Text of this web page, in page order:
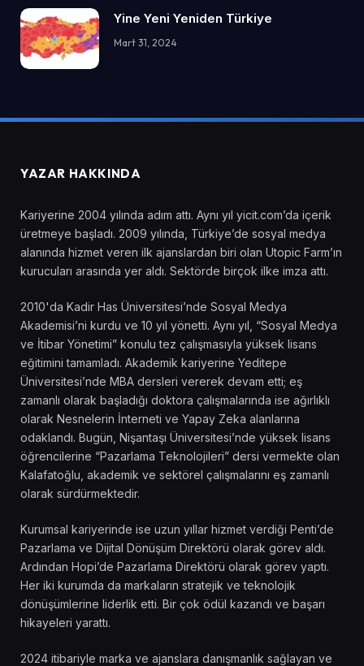
Yine Yeni Yeniden Türkiye
Mart 31, 2024
YAZAR HAKKINDA
Kariyerine 2004 yılında adım attı. Aynı yıl yicit.com’da içerik
üretmeye başladı. 2009 yılında, Türkiye’de sosyal medya
alanında hizmet veren ilk ajanslardan biri olan Utopic Farm’ın
kurucuları arasında yer aldı. Sektörde birçok ilke imza attı.
2010'da Kadir Has Üniversitesi’nde Sosyal Medya
Akademisi’ni kurdu ve 10 yıl yönetti. Aynı yıl, “Sosyal Medya
ve İtibar Yönetimi” konulu tez çalışmasıyla yüksek lisans
eğitimini tamamladı. Akademik kariyerine Yeditepe
Üniversitesi’nde MBA dersleri vererek devam etti; eş
zamanlı olarak başladığı doktora çalışmalarında ise ağırlıklı
olarak Nesnelerin İnterneti ve Yapay Zeka alanlarına
odaklandı. Bugün, Nişantaşı Üniversitesi’nde yüksek lisans
öğrencilerine “Pazarlama Teknolojileri” dersi vermekte olan
Kalafatoğlu, akademik ve sektörel çalışmalarını eş zamanlı
olarak sürdürmektedir.
Kurumsal kariyerinde ise uzun yıllar hizmet verdiği Penti’de
Pazarlama ve Dijital Dönüşüm Direktörü olarak görev aldı.
Ardından Hopi’de Pazarlama Direktörü olarak görev yaptı.
Her iki kurumda da markaların stratejik ve teknolojik
dönüşümlerine liderlik etti. Bir çok ödül kazandı ve başarı
hikayeleri yarattı.
2024 itibariyle marka ve ajanslara danışmanlık sağlayan ve